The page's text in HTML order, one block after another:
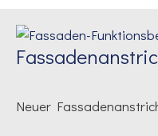
Neuer